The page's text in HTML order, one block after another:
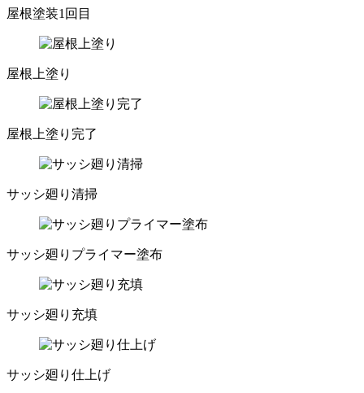
屋根塗装1回目
屋根上塗り
屋根上塗り完了
サッシ廻り清掃
サッシ廻りプライマー塗布
サッシ廻り充填
サッシ廻り仕上げ